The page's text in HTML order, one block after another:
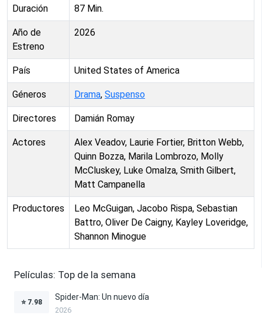
Duración 87 Min.
Año de
Estreno
2026
País United States of America
Géneros Drama, Suspenso
Directores Damián Romay
Actores
Alex Veadov, Laurie Fortier, Britton Webb,
Quinn Bozza, Marila Lombrozo, Molly
McCluskey, Luke Omalza, Smith Gilbert,
Matt Campanella
Productores
Leo McGuigan, Jacobo Rispa, Sebastian
Battro, Oliver De Caigny, Kayley Loveridge,
Shannon Minogue
Películas: Top de la semana
⭐ 7.98
Spider-Man: Un nuevo día
2026